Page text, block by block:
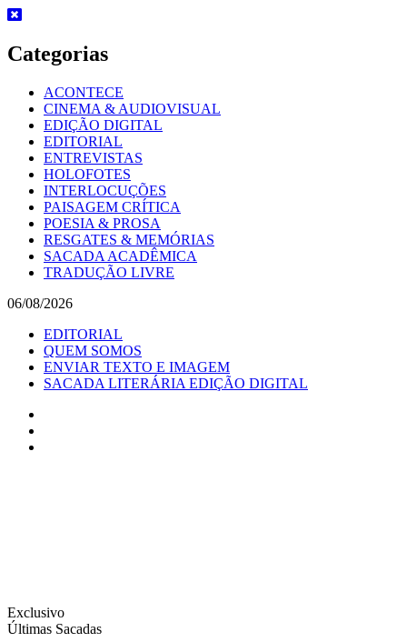
Skip
content
Categorias
ACONTECE
CINEMA & AUDIOVISUAL
EDIÇÃO DIGITAL
EDITORIAL
ENTREVISTAS
HOLOFOTES
INTERLOCUÇÕES
PAISAGEM CRÍTICA
POESIA & PROSA
RESGATES & MEMÓRIAS
SACADA ACADÊMICA
TRADUÇÃO LIVRE
06/08/2026
EDITORIAL
QUEM SOMOS
ENVIAR TEXTO E IMAGEM
SACADA LITERÁRIA EDIÇÃO DIGITAL
Exclusivo
Últimas Sacadas